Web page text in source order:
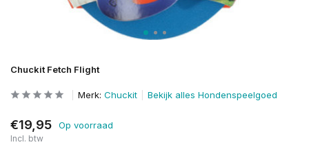
Chuckit Fetch Flight
Merk: Chuckit Bekijk alles Hondenspeelgoed
€19,95 Op voorraad
Incl. btw